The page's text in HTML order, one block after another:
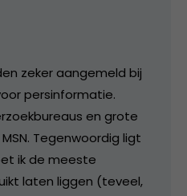
zeker aangemeld bij
persinformatie.
en grote
Tegenwoordig ligt
ik de meeste
laten liggen (teveel,